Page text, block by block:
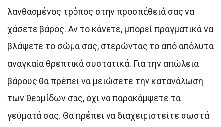
λανθασμένος τρόπος στην προσπάθειά σας να
χάσετε βάρος. Αν το κάνετε, μπορεί πραγματικά να
βλάψετε το σώμα σας, στερώντας το από απόλυτα
αναγκαία θρεπτικά συστατικά. Για την απώλεια
βάρους θα πρέπει να μειώσετε την κατανάλωση
των θερμίδων σας, όχι να παρακάμψετε τα
γεύματά σας. Θα πρέπει να διαχειριστείτε σωστά